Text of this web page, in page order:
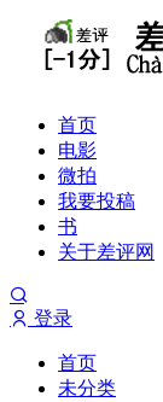
首页
电影
微拍
我要投稿
书
关于差评网
登录
首页
未分类